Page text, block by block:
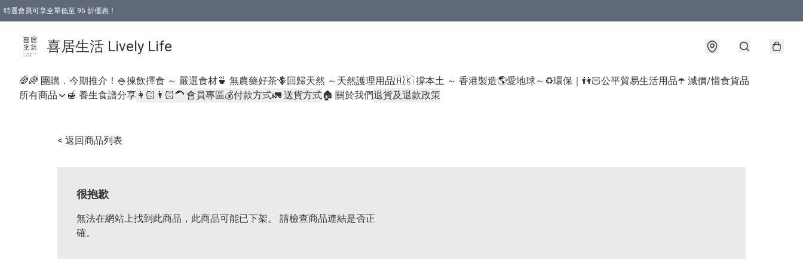
特選會員可享全單低至 95 折優惠！
喜居生活 Lively Life
🌈🌈 團購．今期推介！ 🍚揀飲擇食 ～ 嚴選食材🍵 無農藥好茶🪻回歸天然 ～天然護理用品🇭🇰 撐本土 ～ 香港製造🌎愛地球～♻️環保｜👫🏻公平貿易生活用品☂️ 減價/惜食貨品
所有商品
🍯 養生食譜分享 👩🏻👨🏻‍🦱 會員專區💰付款方式🚛 送貨方式🏠 關於我們退貨及退款政策
< 返回商品列表
很抱歉
無法在網站上找到此商品，此商品可能已下架。 請檢查商品連結是否正
確。